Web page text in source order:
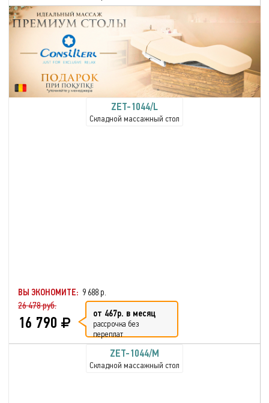
ZET-1044/L
Складной массажный стол
ВЫ ЭКОНОМИТЕ: 9 688 р.
26 478 руб.
16 790 от 467р. в месяц
рассрочка без
переплат
ZET-1044/M
Складной массажный стол